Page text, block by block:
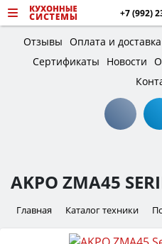
+7 (992)
Отзывы Оплата и доставка
Сертификаты
Новости
AKPO ZMA45
Главная Каталог техники